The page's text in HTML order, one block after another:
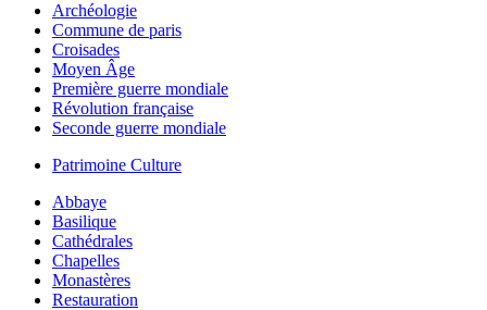
Archéologie
Commune de paris
Croisades
Moyen Âge
Première guerre mondiale
Révolution française
Seconde guerre mondiale
Patrimoine Culture
Abbaye
Basilique
Cathédrales
Chapelles
Monastères
Restauration